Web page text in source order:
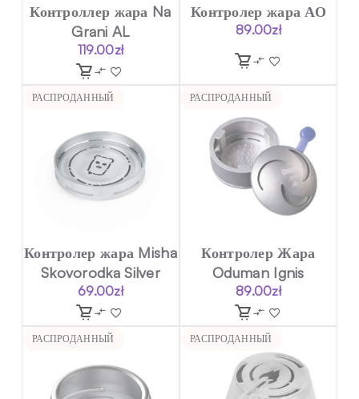
Контроллер жара Na
Grani AL
119.00zł
Контролер жара АО
89.00zł
РАСПРОДАННЫЙ
Контролер жара Misha
Skovorodka Silver
69.00zł
РАСПРОДАННЫЙ
Контролер Жара
Oduman Ignis
89.00zł
РАСПРОДАННЫЙ РАСПРОДАННЫЙ